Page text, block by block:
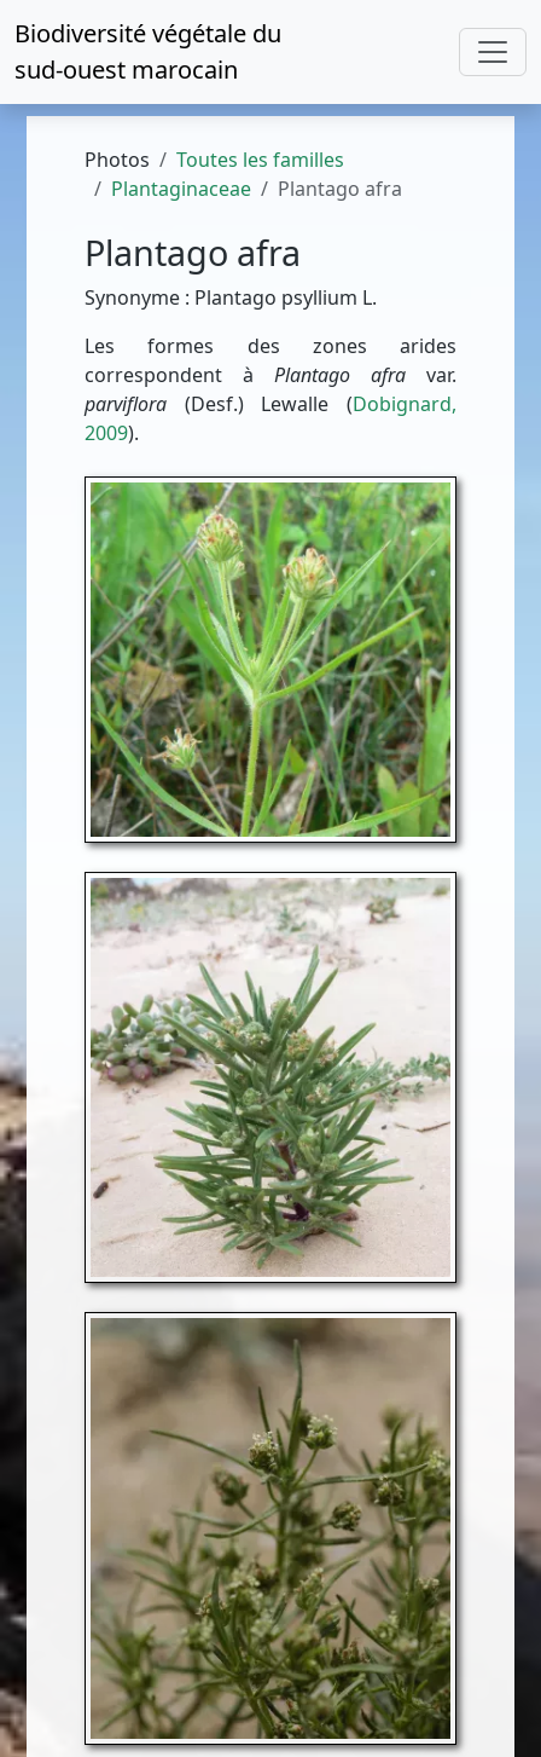
Biodiversité végétale du
sud-ouest marocain
Photos
Toutes les familles
Plantaginaceae
Plantago afra
Plantago afra
Synonyme : Plantago psyllium L.
Les formes des zones arides
correspondent à Plantago afravar.
parviflora (Desf.) Lewalle (Dobignard,
2009).